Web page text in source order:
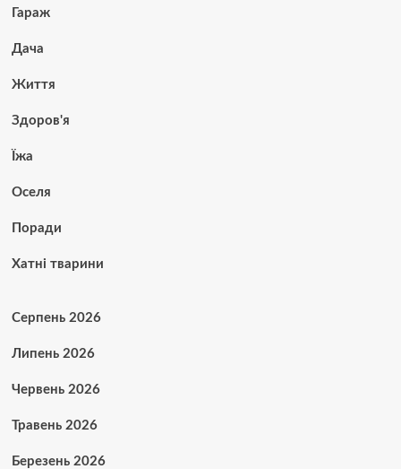
Гараж
Дача
Життя
Здоров'я
Їжа
Оселя
Поради
Хатні тварини
Серпень 2026
Липень 2026
Червень 2026
Травень 2026
Березень 2026